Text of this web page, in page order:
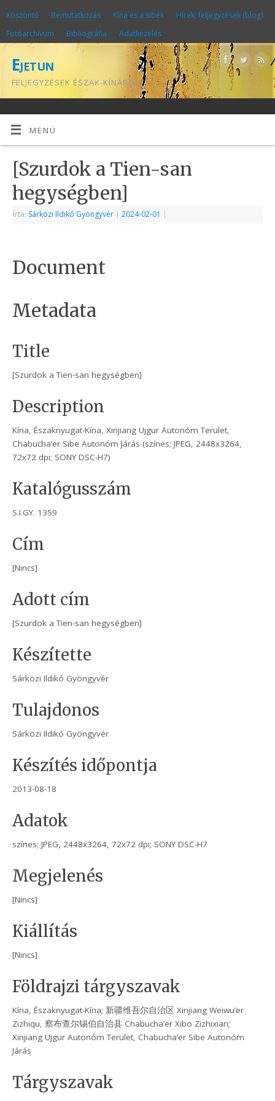
Köszöntő Bemutatkozás Kína és a sibék
Hírek, feljegyzések (blog)
Fotóarchívum
Bibliográfia Adatkezelés
Ejetun
FELJEGYZÉSEK ÉSZAK-KÍNÁRÓL
MENÜ
[Szurdok a Tien-san
hegységben]
Írta: Sárközi Ildikó Gyöngyvér | 2024-02-01 |
Document
Metadata
Title
[Szurdok a Tien-san hegységben]
Description
Kína, Északnyugat-Kína, Xinjiang Ujgur Autonóm Terület,
Chabucha’er Sibe Autonóm Járás (színes; JPEG, 2448x3264,
72x72 dpi; SONY DSC-H7)
Katalógusszám
S.I.GY. 1359
Cím
[Nincs]
Adott cím
[Szurdok a Tien-san hegységben]
Készítette
Sárközi Ildikó Gyöngyvér
Tulajdonos
Sárközi Ildikó Gyöngyvér
Készítés időpontja
2013-08-18
Adatok
színes; JPEG, 2448x3264, 72x72 dpi; SONY DSC-H7
Megjelenés
[Nincs]
Kiállítás
[Nincs]
Földrajzi tárgyszavak
Kína, Északnyugat-Kína; 新疆维吾尔自治区 Xinjiang Weiwu’er
Zizhiqu, 察布查尔锡伯自治县 Chabucha’er Xibo Zizhixian;
Xinjiang Ujgur Autonóm Terület, Chabucha’er Sibe Autonóm
Járás
Tárgyszavak